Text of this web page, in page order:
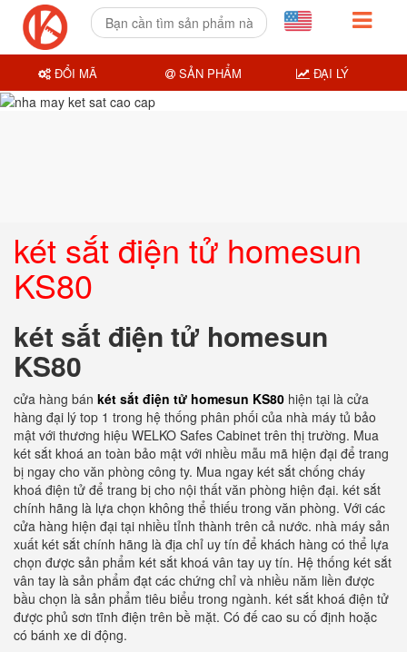
két sắt điện tử homesun
KS80
két sắt điện tử homesun
KS80
cửa hàng bán két sắt điện tử homesun KS80 hiện tại là cửa
hàng đại lý top 1 trong hệ thống phân phối của nhà máy tủ bảo
mật với thương hiệu WELKO Safes Cabinet trên thị trường. Mua
két sắt khoá an toàn bảo mật với nhiều mẫu mã hiện đại để trang
bị ngay cho văn phòng công ty. Mua ngay két sắt chống cháy
khoá điện tử để trang bị cho nội thất văn phòng hiện đại. két sắt
chính hãng là lựa chọn không thể thiếu trong văn phòng. Với các
cửa hàng hiện đại tại nhiều tỉnh thành trên cả nước. nhà máy sản
xuất két sắt chính hãng là địa chỉ uy tín để khách hàng có thể lựa
chọn được sản phẩm két sắt khoá vân tay uy tín. Hệ thống két sắt
vân tay là sản phẩm đạt các chứng chỉ và nhiều năm liền được
bầu chọn là sản phẩm tiêu biểu trong ngành. két sắt khoá điện tử
được phủ sơn tĩnh điện trên bề mặt. Có đế cao su cố định hoặc
có bánh xe di động.
ĐỔI MÃ SẢN PHẨM ĐẠI LÝ